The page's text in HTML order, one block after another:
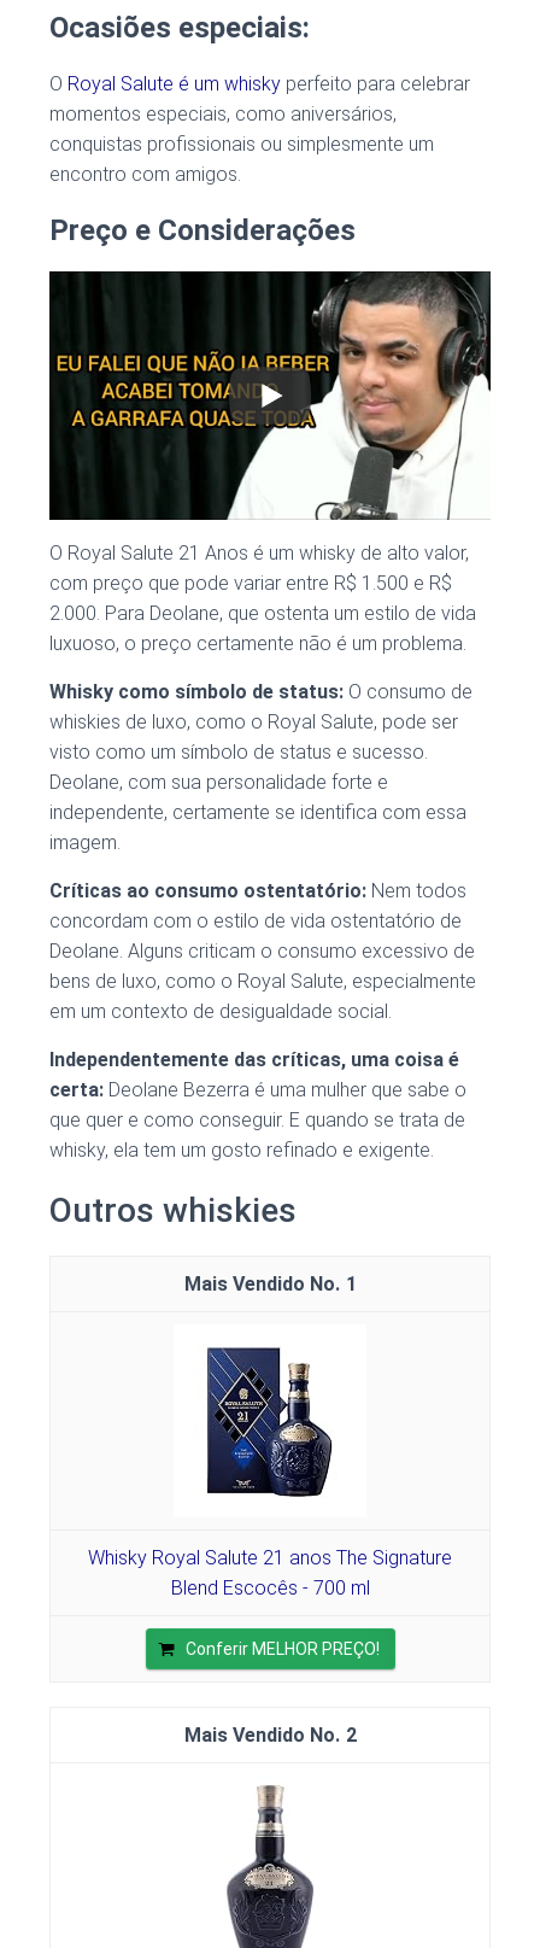
Ocasiões especiais:
O Royal Salute é um whisky perfeito para celebrar
momentos especiais, como aniversários,
conquistas profissionais ou simplesmente um
encontro com amigos.
Preço e Considerações
O Royal Salute 21 Anos é um whisky de alto valor,
com preço que pode variar entre R$ 1.500 e R$
2.000. Para Deolane, que ostenta um estilo de vida
luxuoso, o preço certamente não é um problema.
Whisky como símbolo de status: O consumo de
whiskies de luxo, como o Royal Salute, pode ser
visto como um símbolo de status e sucesso.
Deolane, com sua personalidade forte e
independente, certamente se identifica com essa
imagem.
Críticas ao consumo ostentatório: Nem todos
concordam com o estilo de vida ostentatório de
Deolane. Alguns criticam o consumo excessivo de
bens de luxo, como o Royal Salute, especialmente
em um contexto de desigualdade social.
Independentemente das críticas, uma coisa é
certa: Deolane Bezerra é uma mulher que sabe o
que quer e como conseguir. E quando se trata de
whisky, ela tem um gosto refinado e exigente.
Outros whiskies
1
Whisky Royal Salute 21 anos The Signature
Blend Escocês - 700 ml
Conferir MELHOR PREÇO!
2